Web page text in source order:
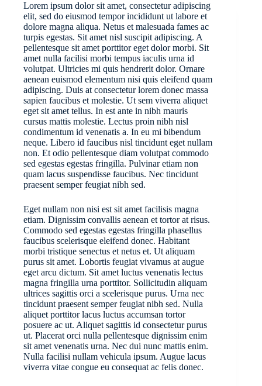
Lorem ipsum dolor sit amet, consectetur adipiscing
elit, sed do eiusmod tempor incididunt ut labore et
dolore magna aliqua. Netus et malesuada fames ac
turpis egestas. Sit amet nisl suscipit adipiscing. A
pellentesque sit amet porttitor eget dolor morbi. Sit
amet nulla facilisi morbi tempus iaculis urna id
volutpat. Ultricies mi quis hendrerit dolor. Ornare
aenean euismod elementum nisi quis eleifend quam
adipiscing. Duis at consectetur lorem donec massa
sapien faucibus et molestie. Ut sem viverra aliquet
eget sit amet tellus. In est ante in nibh mauris
cursus mattis molestie. Lectus proin nibh nisl
condimentum id venenatis a. In eu mi bibendum
neque. Libero id faucibus nisl tincidunt eget nullam
non. Et odio pellentesque diam volutpat commodo
sed egestas egestas fringilla. Pulvinar etiam non
quam lacus suspendisse faucibus. Nec tincidunt
praesent semper feugiat nibh sed.
Eget nullam non nisi est sit amet facilisis magna
etiam. Dignissim convallis aenean et tortor at risus.
Commodo sed egestas egestas fringilla phasellus
faucibus scelerisque eleifend donec. Habitant
morbi tristique senectus et netus et. Ut aliquam
purus sit amet. Lobortis feugiat vivamus at augue
eget arcu dictum. Sit amet luctus venenatis lectus
magna fringilla urna porttitor. Sollicitudin aliquam
ultrices sagittis orci a scelerisque purus. Urna nec
tincidunt praesent semper feugiat nibh sed. Nulla
aliquet porttitor lacus luctus accumsan tortor
posuere ac ut. Aliquet sagittis id consectetur purus
ut. Placerat orci nulla pellentesque dignissim enim
sit amet venenatis urna. Nec dui nunc mattis enim.
Nulla facilisi nullam vehicula ipsum. Augue lacus
viverra vitae congue eu consequat ac felis donec.